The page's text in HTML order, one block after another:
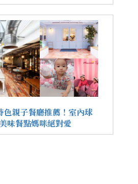
色親子餐廳推薦！室內球
味餐點媽咪絕對愛